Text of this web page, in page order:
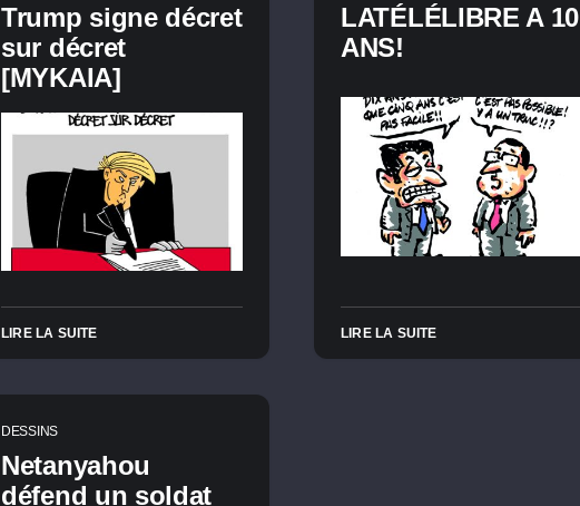
Trump signe décret
sur décret
[MYKAIA]
LIRE LA SUITE
LATÉLÉLIBRE A 10
ANS!
LIRE LA SUITE
DESSINS
Netanyahou
défend un soldat